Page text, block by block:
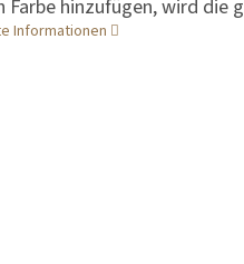
Farbe hinzufügen, wird die
Informationen